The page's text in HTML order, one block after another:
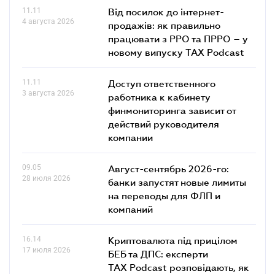
11.11
4 августа 2026
Від посилок до інтернет-
продажів: як правильно
працювати з РРО та ПРРО – у
новому випуску TAX Podcast
11.11
3 августа 2026
Доступ ответственного
работника к кабинету
финмониторинга зависит от
действий руководителя
компании
09.05
28 июля 2026
Август-сентябрь 2026-го:
банки запустят новые лимиты
на переводы для ФЛП и
компаний
16.14
17 июля 2026
Криптовалюта під прицілом
БЕБ та ДПС: експерти
TAX Podcast розповідають, як